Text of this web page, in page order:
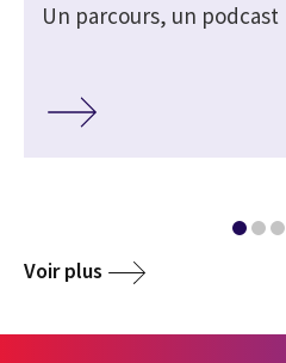
Un parcours, un podcast
Voir plus